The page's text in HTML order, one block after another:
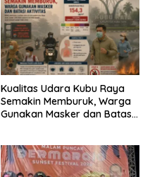
Kualitas Udara Kubu Raya
Semakin Memburuk, Warga
Gunakan Masker dan Batasi